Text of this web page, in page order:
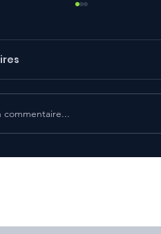
commentaire...